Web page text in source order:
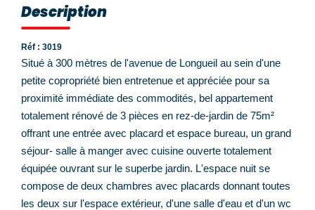
Description
Réf : 3019
Situé à 300 mètres de l'avenue de Longueil au sein d'une
petite copropriété bien entretenue et appréciée pour sa
proximité immédiate des commodités, bel appartement
totalement rénové de 3 pièces en rez-de-jardin de 75m²
offrant une entrée avec placard et espace bureau, un grand
séjour- salle à manger avec cuisine ouverte totalement
équipée ouvrant sur le superbe jardin. L'espace nuit se
compose de deux chambres avec placards donnant toutes
les deux sur l'espace extérieur, d'une salle d'eau et d'un wc